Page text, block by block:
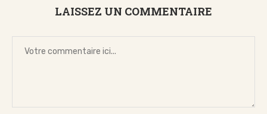
LAISSEZ UN COMMENTAIRE